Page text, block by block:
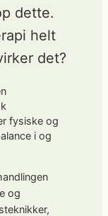
dette.
helt
det?
fysiske og
i og
og